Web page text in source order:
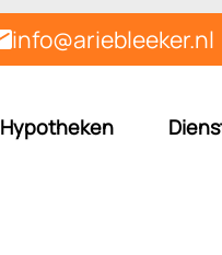
info@ariebleeker.nl
Hypotheken